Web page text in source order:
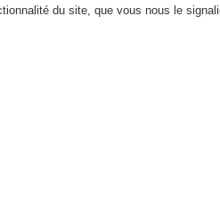
du site, que vous nous le